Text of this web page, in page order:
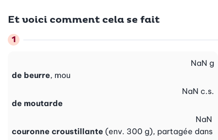
Et voici comment cela se fait
de beurre, mou
NaN g
de moutarde
NaN c.s.
couronne croustillante (env. 300 g), partagée dans
NaN